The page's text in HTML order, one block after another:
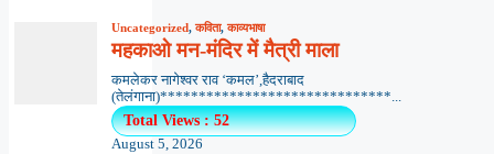
Uncategorized,कविता,काव्यभाषा
महकाओ मन-मंदिर में मैत्री माला
कमलेकर नागेश्वर राव ‘कमल’,हैदराबाद
(तेलंगाना)******************************...
Total Views : 52
August 5, 2026